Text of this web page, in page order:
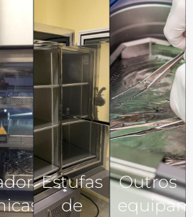
Estufas
de
Outros